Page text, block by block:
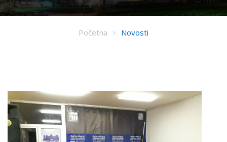
Početna Novosti